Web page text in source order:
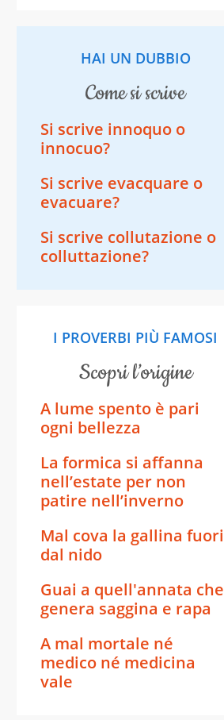
HAI UN DUBBIO
come si scrive
Si scrive innoquo o
innocuo?
Si scrive evacquare o
evacuare?
Si scrive collutazione o
colluttazione?
I PROVERBI PIÙ FAMOSI
scopri l’origine
A lume spento è pari
ogni bellezza
La formica si affanna
nell’estate per non
patire nell’inverno
Mal cova la gallina fuori
dal nido
Guai a quell'annata che
genera saggina e rapa
A mal mortale né
medico né medicina
vale